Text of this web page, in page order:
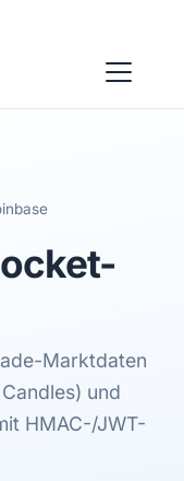
Marktdaten
und
HMAC-/JWT-